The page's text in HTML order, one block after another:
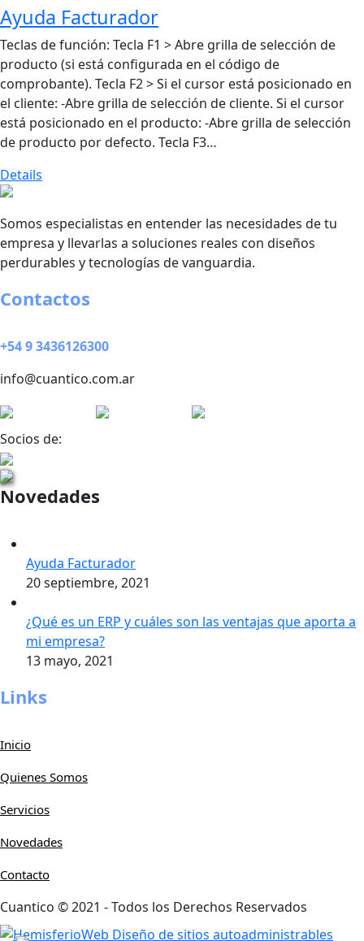
Ayuda Facturador
Teclas de función: Tecla F1 > Abre grilla de selección de
producto (si está configurada en el código de
comprobante). Tecla F2 > Si el cursor está posicionado en
el cliente: -Abre grilla de selección de cliente. Si el cursor
está posicionado en el producto: -Abre grilla de selección
de producto por defecto. Tecla F3…
Details
Somos especialistas en entender las necesidades de tu
empresa y llevarlas a soluciones reales con diseños
perdurables y tecnologías de vanguardia.
Contactos
+54 9 3436126300
info@cuantico.com.ar
Socios de:
Novedades
Ayuda Facturador
20 septiembre, 2021
¿Qué es un ERP y cuáles son las ventajas que aporta a
mi empresa?
13 mayo, 2021
Links
Inicio
Quienes Somos
Servicios
Novedades
Contacto
Cuantico © 2021 - Todos los Derechos Reservados